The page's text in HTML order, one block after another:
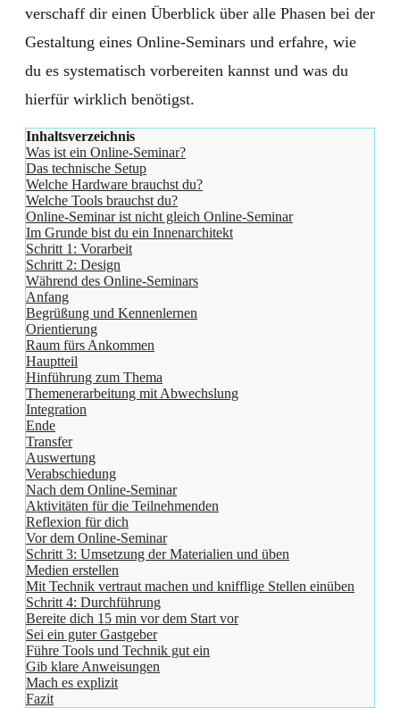
verschaff dir einen Überblick über alle Phasen bei der
Gestaltung eines Online-Seminars und erfahre, wie
du es systematisch vorbereiten kannst und was du
hierfür wirklich benötigst.
Inhaltsverzeichnis
Was ist ein Online-Seminar?
Das technische Setup
Welche Hardware brauchst du?
Welche Tools brauchst du?
Online-Seminar ist nicht gleich Online-Seminar
Im Grunde bist du ein Innenarchitekt
Schritt 1: Vorarbeit
Schritt 2: Design
Während des Online-Seminars
Anfang
Begrüßung und Kennenlernen
Orientierung
Raum fürs Ankommen
Hauptteil
Hinführung zum Thema
Themenerarbeitung mit Abwechslung
Integration
Ende
Transfer
Auswertung
Verabschiedung
Nach dem Online-Seminar
Aktivitäten für die Teilnehmenden
Reflexion für dich
Vor dem Online-Seminar
Schritt 3: Umsetzung der Materialien und üben
Medien erstellen
Mit Technik vertraut machen und knifflige Stellen einüben
Schritt 4: Durchführung
Bereite dich 15 min vor dem Start vor
Sei ein guter Gastgeber
Führe Tools und Technik gut ein
Gib klare Anweisungen
Mach es explizit
Fazit